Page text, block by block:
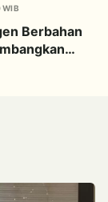
Berbahan